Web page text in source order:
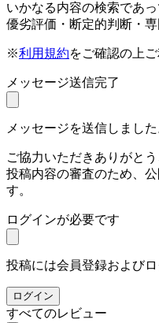
いかなる内容の検索であ
優劣評価・断定的判断・
※利用規約をご確認の上
メッセージ送信完了
メッセージを送信しました
ご協力いただきありがとう
投稿内容の審査のため、
す。
ログインが必要です
投稿には会員登録および
ログイン
すべてのレビュー